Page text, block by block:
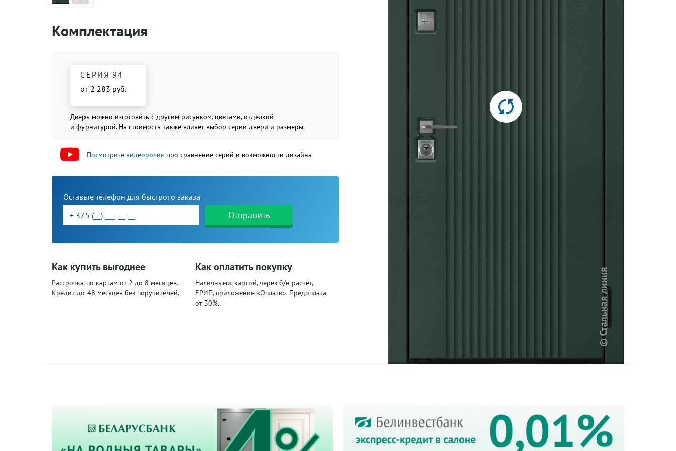
Комплектация
СЕРИЯ 94
от 2 283 руб.
Дверь можно изготовить с другим рисунком, цветами, отделкой
и фурнитурой. На стоимость также влияет выбор серии двери и размеры.
Посмотрите видеоролик про сравнение серий и возможности дизайна
Оставьте телефон для быстрого заказа
Отправить
Как купить выгоднее
Рассрочка по картам от 2 до 8 месяцев.
Кредит до 48 месяцев без поручителей.
Как оплатить покупку
Наличными, картой, через б/н расчёт,
ЕРИП, приложение «Оплати». Предоплата
от 30%.